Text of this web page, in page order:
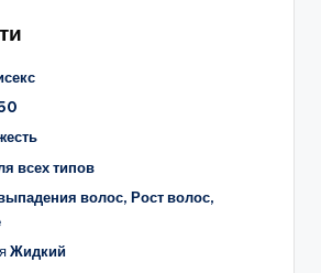
всех типов
волос, Рост волос,
Жидкий